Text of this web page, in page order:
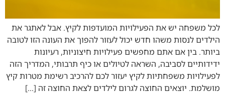
לכל משפחה יש את הפעילויות המועדפות לקיץ. אבל לאתגר את
הילדים לנסות משהו חדש יכול לעזור להפוך את העונה הזו לטובה
ביותר. בין אם אתם מחפשים פעילויות חיצוניות, רעיונות
ידידותיים לסביבה, השראה לטיולים או כיף תרבותי, המדריך הזה
לפעילויות משפחתיות לקיץ יעזור לכם להרכיב רשימת מטרות קיץ
מושלמת. יוצאים החוצה לגרום לילדים לצאת החוצה זה […]